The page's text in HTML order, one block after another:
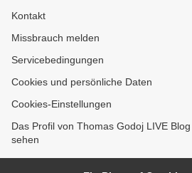
Kontakt
Missbrauch melden
Servicebedingungen
Cookies und persönliche Daten
Cookies-Einstellungen
Das Profil von Thomas Godoj LIVE
sehen